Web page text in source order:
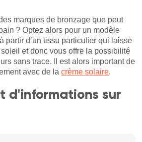
marques de bronzage que peut
? Optez alors pour un modèle
partir d’un tissu particulier qui laisse
et donc vous offre la possibilité
sans trace. Il est alors important de
avec de lacrème solaire.
d'informations sur